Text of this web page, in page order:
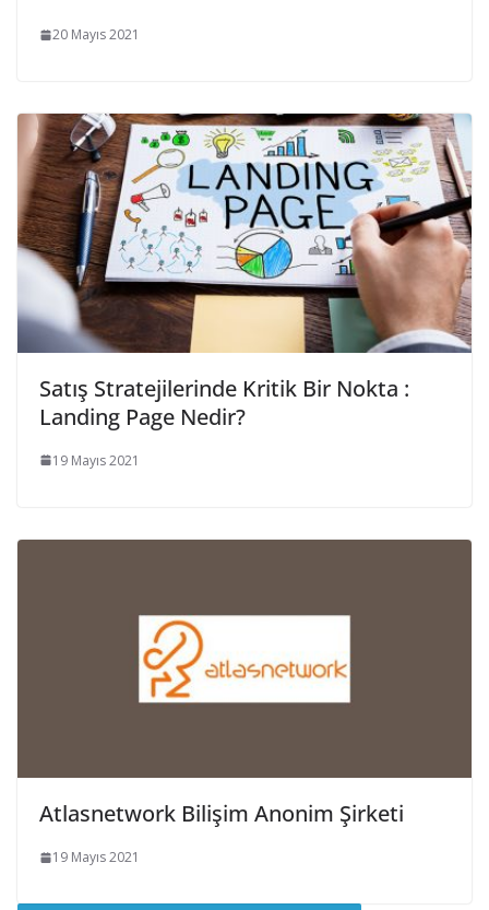
20 Mayıs 2021
Satış Stratejilerinde Kritik Bir Nokta :
Landing Page Nedir?
19 Mayıs 2021
Atlasnetwork Bilişim Anonim Şirketi
19 Mayıs 2021